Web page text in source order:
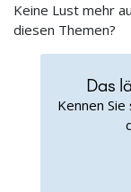
Keine Lust mehr
diesen Themen?
Das
Kennen